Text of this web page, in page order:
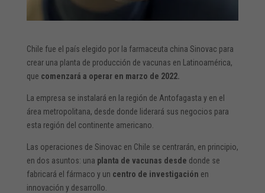
Chile fue el país elegido por la farmaceuta china Sinovac para
crear una planta de producción de vacunas en Latinoamérica,
que comenzará a operar en marzo de 2022.
La empresa se instalará en la región de Antofagasta y en el
área metropolitana, desde donde liderará sus negocios para
esta región del continente americano.
Las operaciones de Sinovac en Chile se centrarán, en principio,
en dos asuntos: una planta de vacunas desde donde se
fabricará el fármaco y un centro de investigación en
innovación y desarrollo.